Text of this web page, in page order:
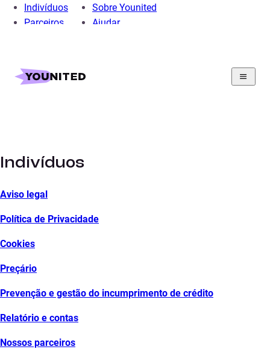
Indivíduos
Parceiros
Sobre Younited
Ajudar
Home Secao juridica
Indivíduos
Aviso legal
Política de Privacidade
Cookies
Preçário
Prevenção e gestão do incumprimento de crédito
Relatório e contas
Nossos parceiros